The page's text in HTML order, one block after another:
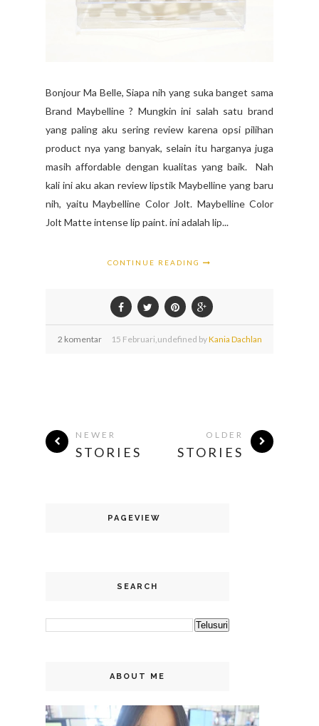
Bonjour Ma Belle, Siapa nih yang suka banget sama
Brand Maybelline ? Mungkin ini salah satu brand
yang paling aku sering review karena opsi pilihan
product nya yang banyak, selain itu harganya juga
masih affordable dengan kualitas yang baik. Nah
kali ini aku akan review lipstik Maybelline yang baru
nih, yaitu Maybelline Color Jolt. Maybelline Color
Jolt Matte intense lip paint. ini adalah lip...
CONTINUE READING
2 komentar 15 Februari,undefined byKania Dachlan
NEWER
STORIES
OLDER
STORIES
PAGEVIEW
SEARCH
ABOUT ME